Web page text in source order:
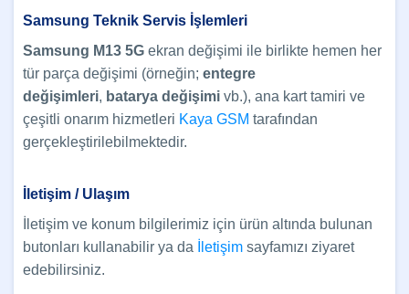
Samsung Teknik Servis İşlemleri
Samsung M13 5G ekran değişimi ile birlikte hemen her
tür parça değişimi (örneğin; entegre
değişimleri, batarya değişimi vb.), ana kart tamiri ve
çeşitli onarım hizmetleri Kaya GSM tarafından
gerçekleştirilebilmektedir.
İletişim / Ulaşım
İletişim ve konum bilgilerimiz için ürün altında bulunan
butonları kullanabilir ya da
İletişim sayfamızı ziyaret
edebilirsiniz.